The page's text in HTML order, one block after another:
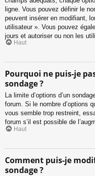
ligne. Vous pouvez définir le
peuvent insérer en modifiant,
utilisateur ». Vous pouvez
jours et autoriser ou non les
Haut
Pourquoi ne puis-je
sondage ?
La limite d’options d’un
forum. Si le nombre d’options
vous semble trop restreint,
forum s’il est possible de
Haut
Comment puis-je
sondage ?